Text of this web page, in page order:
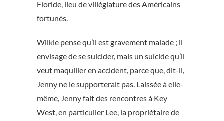
Floride, lieu de villégiature des Américains
fortunés.
Wilkie pense qu’il est gravement malade ; il
envisage de se suicider, mais un suicide qu’il
veut maquiller en accident, parce que, dit-il,
Jenny ne le supporterait pas. Laissée à elle-
même, Jenny fait des rencontres à Key
West, en particulier Lee, la propriétaire de